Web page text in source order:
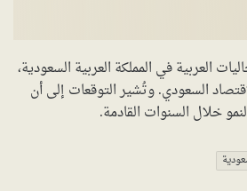
العربية في المملكة العربية السعودية،
السعودي. وتُشير التوقعات إلى أن
خلال السنوات القادمة.